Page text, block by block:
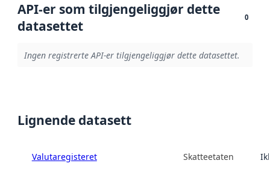
API-er som tilgjengeliggjør dette
datasettet
0
Ingen registrerte API-er tilgjengeliggjør dette datasettet.
Lignende datasett
Valutaregisteret Skatteetaten